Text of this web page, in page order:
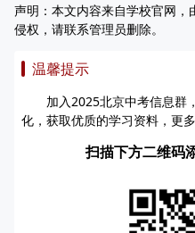
声明：本文内容来自学校官网
侵权，请联系管理员删除。
温馨提示
加入2025北京中考信息群
化，获取优质的学习资料，更
扫描下方二维码